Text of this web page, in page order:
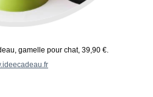
gamelle pour chat, 39,90 €.